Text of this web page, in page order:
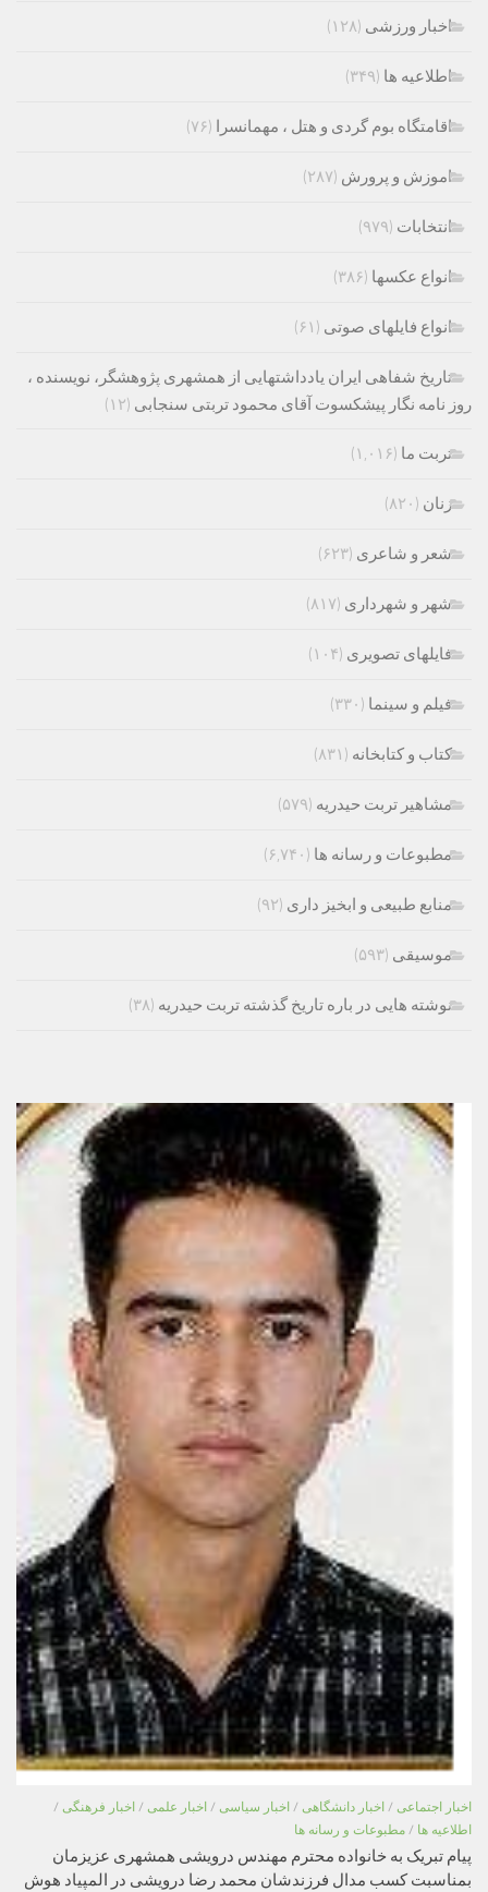
اخبار ورزشی (۱۲۸)
اطلاعیه ها (۳۴۹)
اقامتگاه بوم گردی و هتل ، مهمانسرا (۷۶)
اموزش و پرورش (۲۸۷)
انتخابات (۹۷۹)
انواع عکسها (۳۸۶)
انواع فایلهای صوتی (۶۱)
تاریخ شفاهی ایران یادداشتهایی از همشهری پژوهشگر، نویسنده ،
روز نامه نگار پیشکسوت آقای محمود تربتی سنجابی (۱۲)
تربت ما (۱,۰۱۶)
زنان (۸۲۰)
شعر و شاعری (۶۲۳)
شهر و شهرداری (۸۱۷)
فایلهای تصویری (۱۰۴)
فیلم و سینما (۳۳۰)
کتاب و کتابخانه (۸۳۱)
مشاهیر تربت حیدریه (۵۷۹)
مطبوعات و رسانه ها (۶,۷۴۰)
منابع طبیعی و ابخیز داری (۹۲)
موسیقی (۵۹۳)
نوشته هایی در باره تاریخ گذشته تربت حیدریه (۳۸)
اخبار اجتماعی / اخبار دانشگاهی / اخبار سیاسی / اخبار علمی / اخبار فرهنگی /
اطلاعیه ها / مطبوعات و رسانه ها
پیام تبریک به خانواده محترم مهندس درویشی همشهری عزیزمان
بمناسبت کسب مدال فرزندشان محمد رضا درویشی در المپیاد هوش